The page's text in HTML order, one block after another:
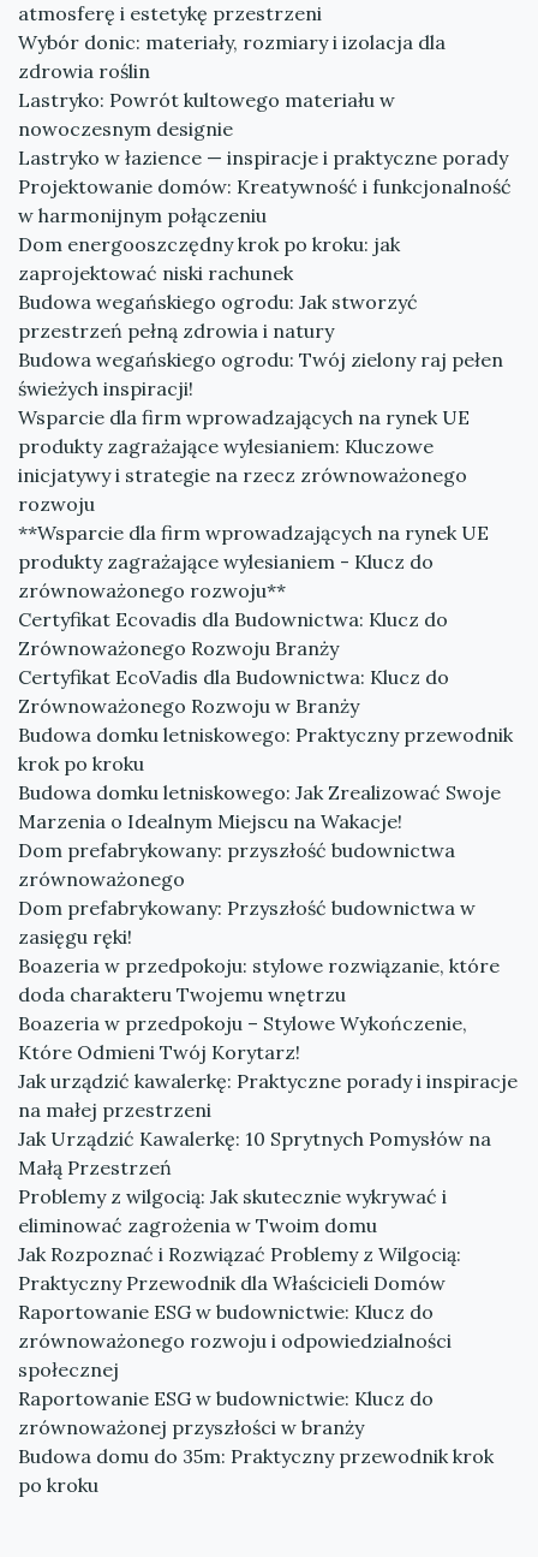
atmosferę i estetykę przestrzeni
Wybór donic: materiały, rozmiary i izolacja dla
zdrowia roślin
Lastryko: Powrót kultowego materiału w
nowoczesnym designie
Lastryko w łazience — inspiracje i praktyczne porady
Projektowanie domów: Kreatywność i funkcjonalność
w harmonijnym połączeniu
Dom energooszczędny krok po kroku: jak
zaprojektować niski rachunek
Budowa wegańskiego ogrodu: Jak stworzyć
przestrzeń pełną zdrowia i natury
Budowa wegańskiego ogrodu: Twój zielony raj pełen
świeżych inspiracji!
Wsparcie dla firm wprowadzających na rynek UE
produkty zagrażające wylesianiem: Kluczowe
inicjatywy i strategie na rzecz zrównoważonego
rozwoju
**Wsparcie dla firm wprowadzających na rynek UE
produkty zagrażające wylesianiem - Klucz do
zrównoważonego rozwoju**
Certyfikat Ecovadis dla Budownictwa: Klucz do
Zrównoważonego Rozwoju Branży
Certyfikat EcoVadis dla Budownictwa: Klucz do
Zrównoważonego Rozwoju w Branży
Budowa domku letniskowego: Praktyczny przewodnik
krok po kroku
Budowa domku letniskowego: Jak Zrealizować Swoje
Marzenia o Idealnym Miejscu na Wakacje!
Dom prefabrykowany: przyszłość budownictwa
zrównoważonego
Dom prefabrykowany: Przyszłość budownictwa w
zasięgu ręki!
Boazeria w przedpokoju: stylowe rozwiązanie, które
doda charakteru Twojemu wnętrzu
Boazeria w przedpokoju – Stylowe Wykończenie,
Które Odmieni Twój Korytarz!
Jak urządzić kawalerkę: Praktyczne porady i inspiracje
na małej przestrzeni
Jak Urządzić Kawalerkę: 10 Sprytnych Pomysłów na
Małą Przestrzeń
Problemy z wilgocią: Jak skutecznie wykrywać i
eliminować zagrożenia w Twoim domu
Jak Rozpoznać i Rozwiązać Problemy z Wilgocią:
Praktyczny Przewodnik dla Właścicieli Domów
Raportowanie ESG w budownictwie: Klucz do
zrównoważonego rozwoju i odpowiedzialności
społecznej
Raportowanie ESG w budownictwie: Klucz do
zrównoważonej przyszłości w branży
Budowa domu do 35m: Praktyczny przewodnik krok
po kroku